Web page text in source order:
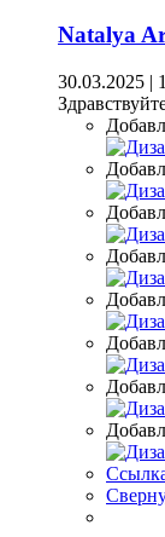
Natalya
30.03.2025 |